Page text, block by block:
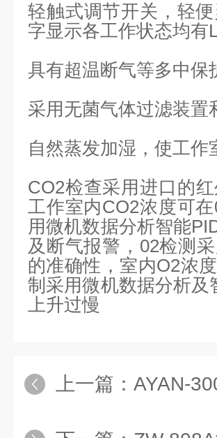
轻触式调节开关，轻
字显示各工作状态均有
具有超温断气等多中保
采用无菌气体过滤装
自然蒸发加湿，使工
CO2检查采用进口的
工作室内CO2浓度可
用微机数据分析智能
及断气报警，02检测
的准确性，室内O2浓
制采用微机数据分析
上升过慢
上一篇： AYAN-